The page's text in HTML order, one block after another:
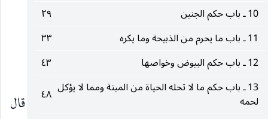
10 ـ باب حكم الجنين
٢٩
11 ـ باب ما يحرم من الذبيحة وما يكره
٣٣
12 ـ باب حكم البيوض وخواصها
٤٣
13 ـ باب حكم ما لا تحله الحياة من الميتة ومما لا يؤكل
لحمه
٤٨
باب
(الخلال وآدابه وأنواع ما يتخلل به)
١ ـ المكارم ، من كتاب الفردوس عن سعد بن معاذ قال